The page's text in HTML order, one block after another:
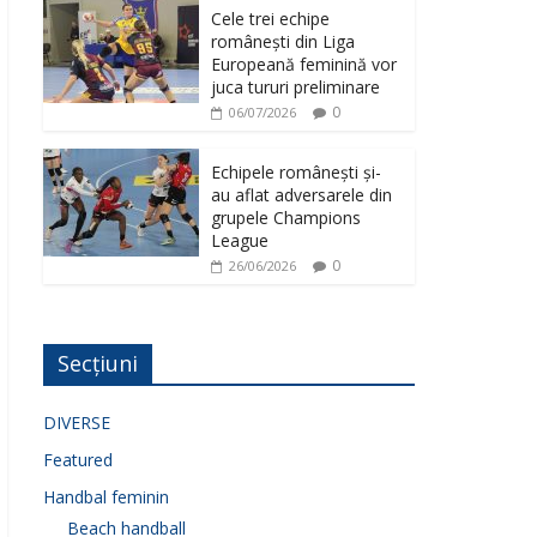
Cele trei echipe
românești din Liga
Europeană feminină vor
juca tururi preliminare
06/07/2026 0
Echipele românești și-
au aflat adversarele din
grupele Champions
League
26/06/2026 0
Secțiuni
DIVERSE
Featured
Handbal feminin
Beach handball